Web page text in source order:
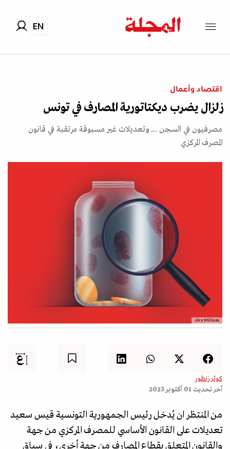
EN
اقتصاد وأعمال
زلزال يضرب ديكتاتورية المصارف في تونس
مصرفيون في السجن ... وتعديلات غير مسبوقة مرتقبة في قانون
المصرف المركزي
Alex William
كوثر زنطور
آخر تحديث 01 أكتوبر 2023
من المنتظر ان يُدخل رئيس الجمهورية التونسية قيس سعيد
تعديلات على القانون الأساسي للمصرف المركزي من جهة
والقانون المتعلق بقطاع المصارف من جهة أخرى، في سياق